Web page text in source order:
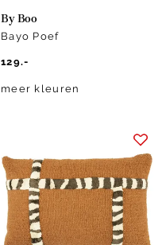
By Boo
Bayo Poef
129.-
meer kleuren